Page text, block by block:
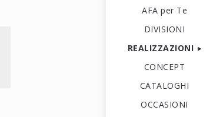
AFA per Te
DIVISIONI
REALIZZAZIONI
CONCEPT
CATALOGHI
OCCASIONI